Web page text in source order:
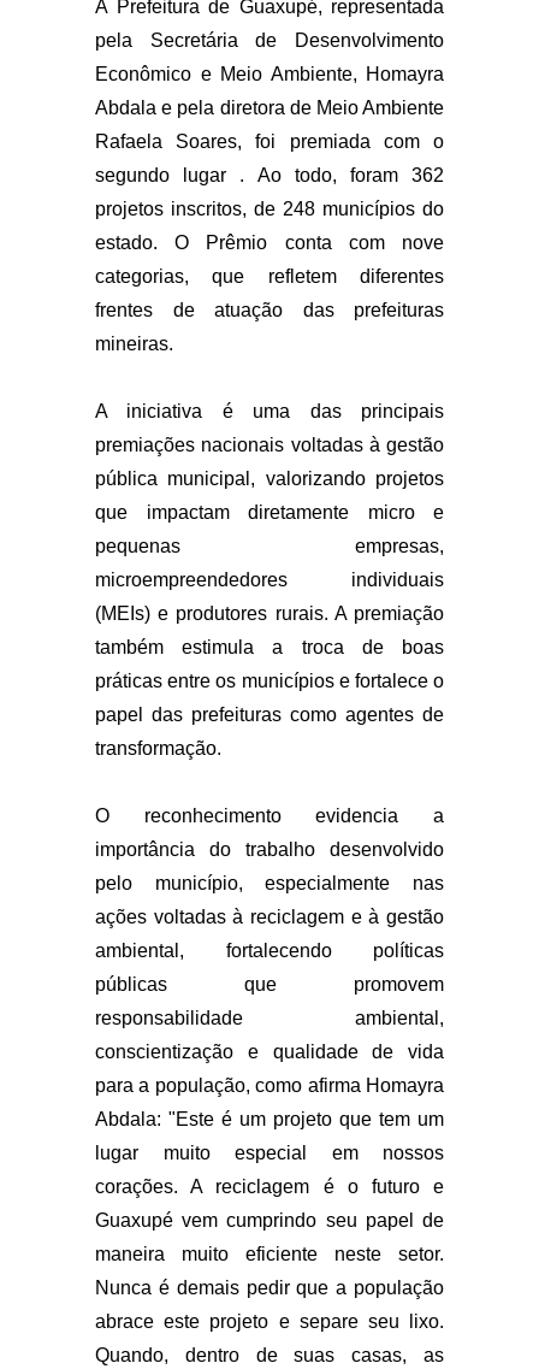
A Prefeitura de Guaxupé, representada
pela Secretária de Desenvolvimento
Econômico e Meio Ambiente, Homayra
Abdala e pela diretora de Meio Ambiente
Rafaela Soares, foi premiada com o
segundo lugar . Ao todo, foram 362
projetos inscritos, de 248 municípios do
estado. O Prêmio conta com nove
categorias, que refletem diferentes
frentes de atuação das prefeituras
mineiras.
A iniciativa é uma das principais
premiações nacionais voltadas à gestão
pública municipal, valorizando projetos
que impactam diretamente micro e
pequenas empresas,
microempreendedores individuais
(MEIs) e produtores rurais. A premiação
também estimula a troca de boas
práticas entre os municípios e fortalece o
papel das prefeituras como agentes de
transformação.
O reconhecimento evidencia a
importância do trabalho desenvolvido
pelo município, especialmente nas
ações voltadas à reciclagem e à gestão
ambiental, fortalecendo políticas
públicas que promovem
responsabilidade ambiental,
conscientização e qualidade de vida
para a população, como afirma Homayra
Abdala: "Este é um projeto que tem um
lugar muito especial em nossos
corações. A reciclagem é o futuro e
Guaxupé vem cumprindo seu papel de
maneira muito eficiente neste setor.
Nunca é demais pedir que a população
abrace este projeto e separe seu lixo.
Quando, dentro de suas casas, as